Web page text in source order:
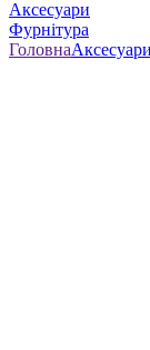
Аксесуари
Фурнітура
ГоловнаАксесуари